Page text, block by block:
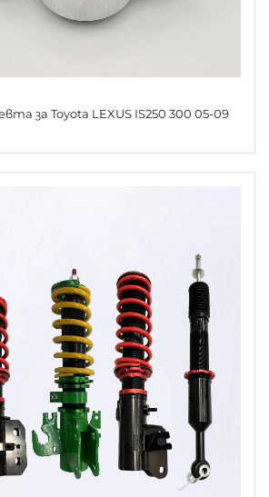
за Toyota LEXUS IS250 300 05-09